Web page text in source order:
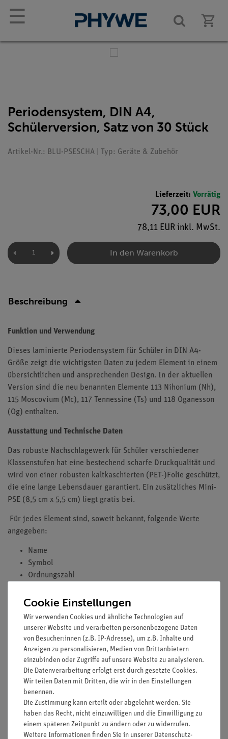
☰
Periodensystem, DIN A4,
Schülerversion, Satz von 30 Stück
Artikel-Nr.: BLU-PSESCHA | Typ: Geräte & Zubehör
Lieferzeit: Vorrätig
73,00 EUR
78,11 EUR inkl. MwSt.
In den Warenkorb
Beschreibung
Funktion und Verwendung
Dieses laminierte Periodensystem für Schüler in DIN A4-
Größe zeigt die wichtigsten Daten zu jedem Element in einem
übersichtlichen und ansprechenden Design. In der aktuellen
Version sind die neu benannten Elemente 113 Nihonium (Nh),
115 Moscovium (Mc), 117 Tennessine (Ts) und 118 Oganesson
(Og) enthalten.
Ausstattung und Technische Daten
Das robuste Nachschlagewerk für Schüler verschiedener
Klassenstufen hat eine bestechend scharfe Druckqualität und
wird von einer robusten kaltkaschierten (PET-)Folie geschützt,
die eine lange Lebensdauer garantiert. Ein zusätzliches Mini-
PSE (8,5 cm x 5,5 cm) liegt gratis bei.
Für jedes Element sind, soweit bekannt, folgende Werte
angegeben:
Name
Symbol
Ordnungszahl
relative Atommasse
Radioaktivität
Zusätzlich werden Aggregatzustände, Haupt- und
Nebengruppenelemente, Metalle, Nichtmetalle, Halbmetalle
und Edelgase durch eine unterschiedliche Farbgebung
gekennzeichnet.
Lieferumfang:
Das Periodensystem wird in einem Klassensatz
zu je 30 Stück geliefert.
Cookie Einstellungen
Wir verwenden Cookies und ähnliche Technologien auf
unserer Website und verarbeiten personenbezogene Daten
von Besucher:innen (z.B. IP-Adresse), um z.B. Inhalte und
Anzeigen zu personalisieren, Medien von Drittanbietern
einzubinden oder Zugriffe auf unsere Website zu analysieren.
Die Datenverarbeitung erfolgt erst durch gesetzte Cookies.
Wir teilen Daten mit Dritten, die wir in den Einstellungen
benennen.
Die Zustimmung kann erteilt oder abgelehnt werden. Sie
haben das Recht, nicht einzuwilligen und die Einwilligung zu
einem späteren Zeitpunkt zu ändern oder zu widerrufen.
Weitere Informationen finden Sie in unserer Daten­schutz­